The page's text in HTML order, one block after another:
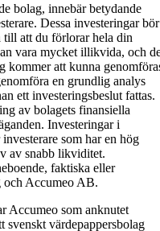
bolag, innebär betydande
Dessa investeringar bör
till att du förlorar hela din
vara mycket illikvida, och
kommer att kunna
en grundlig analys
ett investeringsbeslut fattas.
av bolagets finansiella
Investeringar i
som har en hög
av snabb likviditet.
faktiska eller
och Accumeo AB.
Accumeo som anknutet
värdepappersbolag